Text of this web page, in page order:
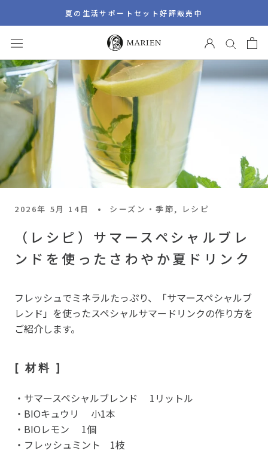
キ
し
て
コ
ツ
に
夏の生活サポートセット好評販売中
2026年 5月 14日 シーズン・季節, レシピ
（レシピ）サマースペシャルブレ
ンドを使ったさわやか夏ドリンク
フレッシュでミネラルたっぷり、「サマースペシャルブ
レンド」を使ったスペシャルサマードリンクの作り方を
ご紹介します。
[ 材料 ]
・ サマースペシャルブレンド 1リットル
・BIOキュウリ 小1本
・BIOレモン 1個
・フレッシュミント 1枝